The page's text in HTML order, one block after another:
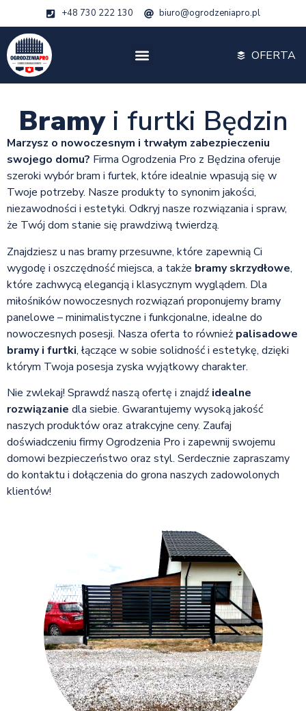
+48 730 222 130 biuro@ogrodzeniapro.pl
OFERTA
Bramy i furtki Będzin
Marzysz o nowoczesnym i trwałym zabezpieczeniu
swojego domu? Firma Ogrodzenia Pro z Będzina oferuje
szeroki wybór bram i furtek, które idealnie wpasują się w
Twoje potrzeby. Nasze produkty to synonim jakości,
niezawodności i estetyki. Odkryj nasze rozwiązania i spraw,
że Twój dom stanie się prawdziwą twierdzą.
Znajdziesz u nas bramy przesuwne, które zapewnią Ci
wygodę i oszczędność miejsca, a także bramy skrzydłowe,
które zachwycą elegancją i klasycznym wyglądem. Dla
miłośników nowoczesnych rozwiązań proponujemy bramy
panelowe – minimalistyczne i funkcjonalne, idealne do
nowoczesnych posesji. Nasza oferta to również palisadowe
bramy i furtki, łączące w sobie solidność i estetykę, dzięki
którym Twoja posesja zyska wyjątkowy charakter.
Nie zwlekaj! Sprawdź naszą ofertę i znajdź idealne
rozwiązanie dla siebie. Gwarantujemy wysoką jakość
naszych produktów oraz atrakcyjne ceny. Zaufaj
doświadczeniu firmy Ogrodzenia Pro i zapewnij swojemu
domowi bezpieczeństwo oraz styl. Serdecznie zapraszamy
do kontaktu i dołączenia do grona naszych zadowolonych
klientów!